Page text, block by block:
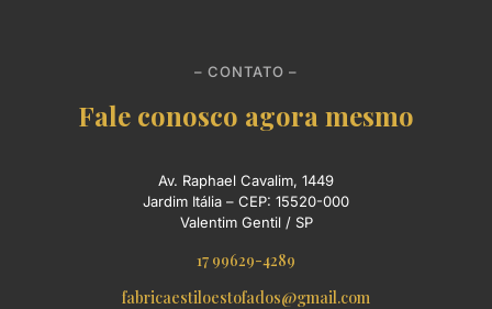
– CONTATO –
Fale conosco agora mesmo
Av. Raphael Cavalim, 1449
Jardim Itália – CEP: 15520-000
Valentim Gentil / SP
17 99629-4289
fabricaestiloestofados@gmail.com